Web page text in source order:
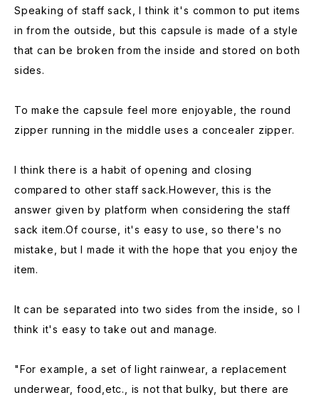
Speaking of staff sack, I think it's common to put items
in from the outside, but this capsule is made of a style
that can be broken from the inside and stored on both
sides.
To make the capsule feel more enjoyable, the round
zipper running in the middle uses a concealer zipper.
I think there is a habit of opening and closing
compared to other staff sack.However, this is the
answer given by platform when considering the staff
sack item.Of course, it's easy to use, so there's no
mistake, but I made it with the hope that you enjoy the
item.
It can be separated into two sides from the inside, so I
think it's easy to take out and manage.
"For example, a set of light rainwear, a replacement
underwear, food,etc., is not that bulky, but there are